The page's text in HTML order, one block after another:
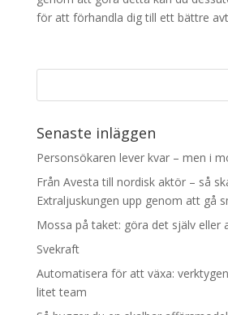
för att förhandla dig till ett bättre
Senaste inläggen
Personsökaren lever kvar – men i
Från Avesta till nordisk aktör – så
Extraljuskungen upp genom att gå
Mossa på taket: göra det själv eller
Svekraft
Automatisera för att växa:
litet team